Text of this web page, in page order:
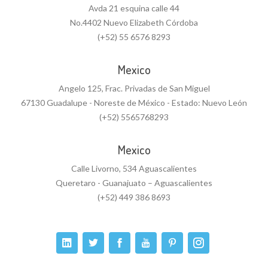
Avda 21 esquina calle 44
No.4402 Nuevo Elizabeth Córdoba
(+52) 55 6576 8293
Mexico
Angelo 125, Frac. Privadas de San Miguel
67130 Guadalupe - Noreste de México - Estado: Nuevo León
(+52) 5565768293
Mexico
Calle Livorno, 534 Aguascalientes
Queretaro - Guanajuato – Aguascalientes
(+52) 449 386 8693